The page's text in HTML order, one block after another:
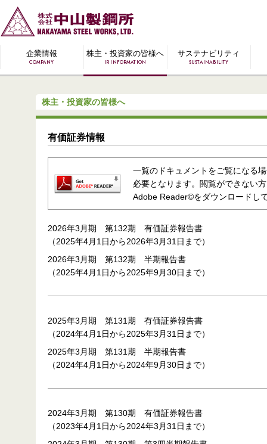
企業情報
COMPANY
株主・投資家の皆様へ
IR INFORMATION
サステナビリティ
SUSTAINABILITY
株主・投資家の皆様へ
有価証券情報
一覧のドキュメントをご覧になる
必要となります。閲覧ができない
Adobe Reader©をダウンロードし
2026年3月期 第132期 有価証券報告書
（2025年4月1日から2026年3月31日まで）
2026年3月期 第132期 半期報告書
（2025年4月1日から2025年9月30日まで）
2025年3月期 第131期 有価証券報告書
（2024年4月1日から2025年3月31日まで）
2025年3月期 第131期 半期報告書
（2024年4月1日から2024年9月30日まで）
2024年3月期 第130期 有価証券報告書
（2023年4月1日から2024年3月31日まで）